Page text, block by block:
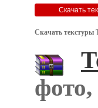
Скачать текстуры